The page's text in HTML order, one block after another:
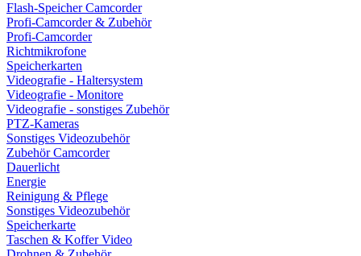
Flash-Speicher Camcorder
Profi-Camcorder & Zubehör
Profi-Camcorder
Richtmikrofone
Speicherkarten
Videografie - Haltersystem
Videografie - Monitore
Videografie - sonstiges Zubehör
PTZ-Kameras
Sonstiges Videozubehör
Zubehör Camcorder
Dauerlicht
Energie
Reinigung & Pflege
Sonstiges Videozubehör
Speicherkarte
Taschen & Koffer Video